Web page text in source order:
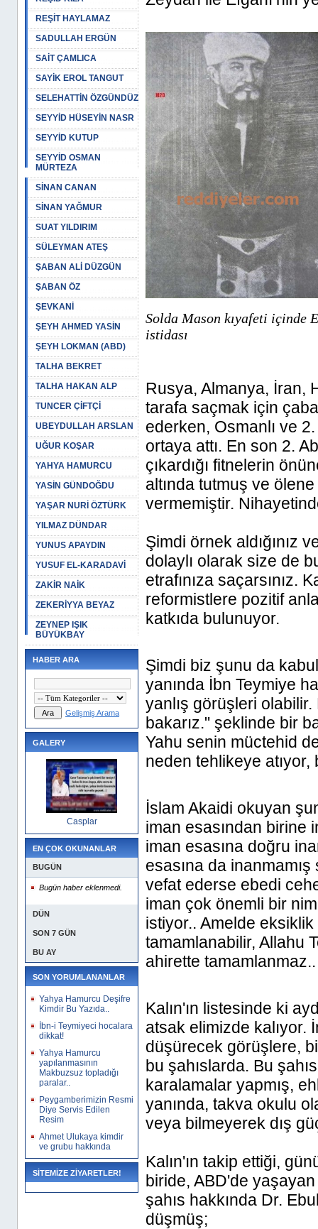
REŞİT HAYLAMAZ
SADULLAH ERGÜN
SAİT ÇAMLICA
SAYİK EROL TANGUT
SELEHATTİN ÖZGÜNDÜZ
SEYYİD HÜSEYİN NASR
SEYYİD KUTUP
SEYYİD OSMAN
MÜRTEZA
SİNAN CANAN
SİNAN YAĞMUR
SUAT YILDIRIM
SÜLEYMAN ATEŞ
ŞABAN ALİ DÜZGÜN
ŞABAN ÖZ
ŞEVKANİ
ŞEYH AHMED YASİN
ŞEYH LOKMAN (ABD)
TALHA BEKRET
TALHA HAKAN ALP
TUNCER ÇİFTÇİ
UBEYDULLAH ARSLAN
UĞUR KOŞAR
YAHYA HAMURCU
YASİN GÜNDOĞDU
YAŞAR NURİ ÖZTÜRK
YILMAZ DÜNDAR
YUNUS APAYDIN
YUSUF EL-KARADAVİ
ZAKİR NAİK
ZEKERİYYA BEYAZ
ZEYNEP IŞIK
BÜYÜKBAY
HABER ARA
Gelişmiş Arama
GALERY
Casplar
EN ÇOK OKUNANLAR
BUGÜN
Bugün haber eklenmedi.
DÜN
SON 7 GÜN
BU AY
SON YORUMLANANLAR
Yahya Hamurcu Deşifre
Kimdir Bu Yazıda..
İbn-i Teymiyeci hocalara
dikkat!
Yahya Hamurcu
yapılanmasının
Makbuzsuz topladığı
paralar..
Peygamberimizin Resmi
Diye Servis Edilen
Resim
Ahmet Ulukaya kimdir
ve grubu hakkında
SİTEMİZE ZİYARETLER!
Solda Mason kıyafeti içinde
istidası
Rusya, Almanya, İran,
tarafa saçmak için
ederken, Osmanlı ve
ortaya attı. En son 2.
çıkardığı fitnelerin
altında tutmuş ve
vermemiştir.
Şimdi örnek aldığınız
dolaylı olarak size de
etrafınıza saçarsınız.
reformistlere pozitif
katkıda bulunuyor.
Şimdi biz şunu da
yanında İbn Teymiye
yanlış görüşleri
bakarız." şeklinde bir
Yahu senin müctehid
neden tehlikeye
İslam Akaidi okuyan
iman esasından birine
iman esasına doğru
esasına da
vefat ederse ebedi
iman çok önemli bir
istiyor.. Amelde
tamamlanabilir, Allahu
ahirette
Kalın'ın listesinde ki
atsak elimizde kalıyor.
düşürecek görüşlere,
bu şahıslarda. Bu
karalamalar yapmış,
yanında, takva okulu
veya bilmeyerek dış
Kalın'ın takip ettiği,
biride, ABD'de
şahıs hakkında Dr.
düşmüş;